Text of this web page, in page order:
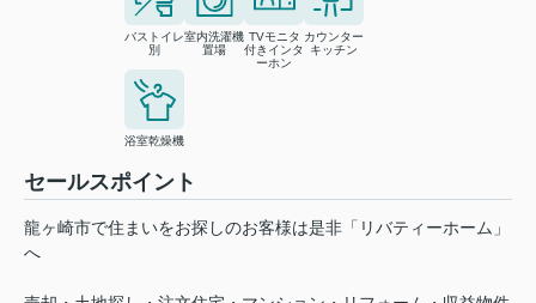
バストイレ
別
室内洗濯機
置場
TVモニタ
付きインタ
ーホン
カウンター
キッチン
浴室乾燥機
セールスポイント
龍ヶ崎市で住まいをお探しのお客様は是非「リバティーホーム」
へ